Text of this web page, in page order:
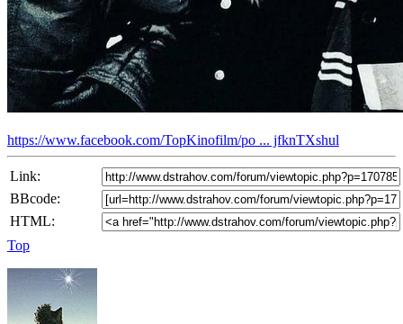
https://www.facebook.com/TopKinofilm/po ... jfknTXshul
Link:
BBcode:
HTML:
Top